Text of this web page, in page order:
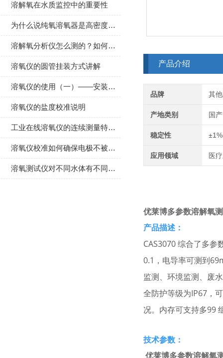
溶解氧在水质监控中的重要性
为什么说纯氧溶氧器是高密度水产养殖的主角？
溶解氧分析仪怎么测的？如何校准及检定？
溶氧仪的圆管挂装方式讲解
溶氧仪的使用（一）——安装和注意事项
溶氧仪的盐度校准说明
工业在线溶氧仪的连续测量特性是怎么体现的？
溶氧仪校准如何确保电极不被损坏？
溶氧测试仪对不同水体有不同的测试要求
产品介绍
品牌 其
产地类别 国产
稳定性
应用领域 医
优莱博多参数溶解氧
产品描述：
CAS3070 综合了多
0.1，电导率可测到
监测、环境监测、废
全防护等级为IP67，
况。内存可支持多99
​技术参数：
优莱博多参数溶解氧